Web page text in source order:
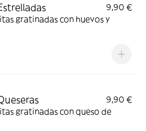
9,90 €
gratinadas con huevos y
9,90 €
gratinadas con queso de